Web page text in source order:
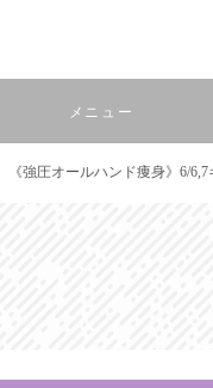
メニュー
《強圧オールハンド痩身》6/